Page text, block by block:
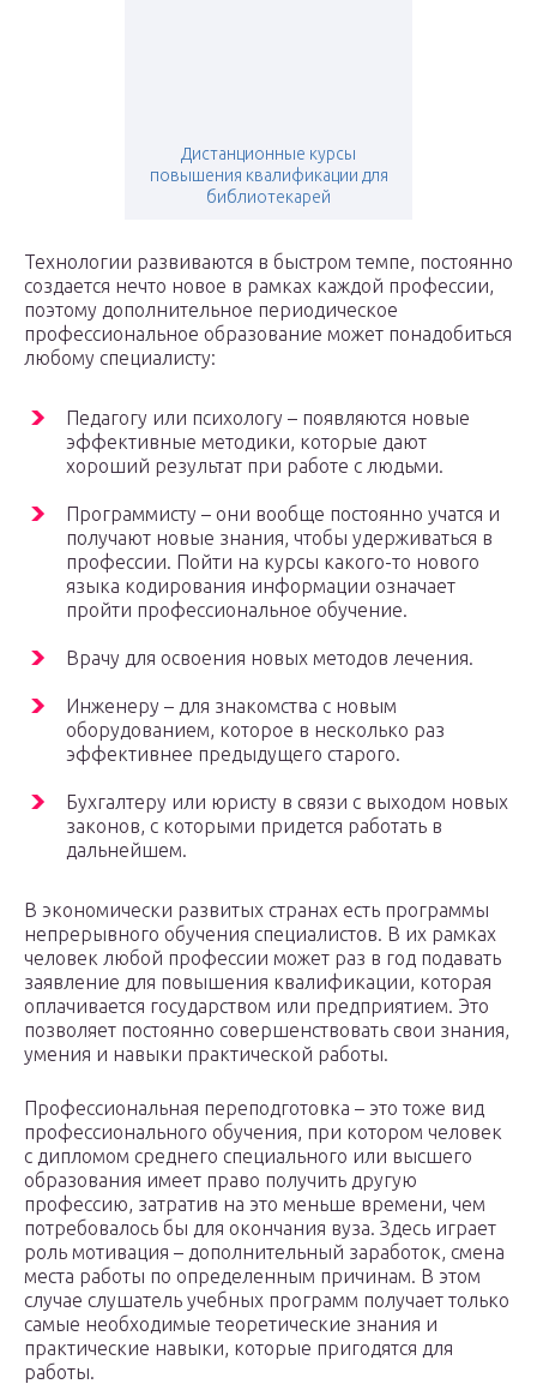
Дистанционные курсы
повышения квалификации для
библиотекарей
Технологии развиваются в быстром темпе, постоянно
создается нечто новое в рамках каждой профессии,
поэтому дополнительное периодическое
профессиональное образование может понадобиться
любому специалисту:
Педагогу или психологу – появляются новые
эффективные методики, которые дают
хороший результат при работе с людьми.
Программисту – они вообще постоянно учатся и
получают новые знания, чтобы удерживаться в
профессии. Пойти на курсы какого-то нового
языка кодирования информации означает
пройти профессиональное обучение.
Врачу для освоения новых методов лечения.
Инженеру – для знакомства с новым
оборудованием, которое в несколько раз
эффективнее предыдущего старого.
Бухгалтеру или юристу в связи с выходом новых
законов, с которыми придется работать в
дальнейшем.
В экономически развитых странах есть программы
непрерывного обучения специалистов. В их рамках
человек любой профессии может раз в год подавать
заявление для повышения квалификации, которая
оплачивается государством или предприятием. Это
позволяет постоянно совершенствовать свои знания,
умения и навыки практической работы.
Профессиональная переподготовка – это тоже вид
профессионального обучения, при котором человек
с дипломом среднего специального или высшего
образования имеет право получить другую
профессию, затратив на это меньше времени, чем
потребовалось бы для окончания вуза. Здесь играет
роль мотивация – дополнительный заработок, смена
места работы по определенным причинам. В этом
случае слушатель учебных программ получает только
самые необходимые теоретические знания и
практические навыки, которые пригодятся для
работы.